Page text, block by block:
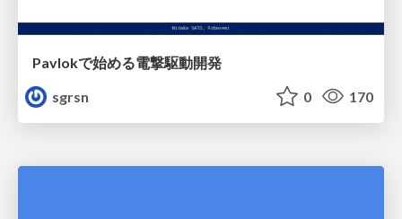
Pavlokで始める電撃駆動開発
sgrsn
0 170